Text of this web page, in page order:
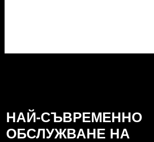
НАЙ-СЪВРЕМЕННО
ОБСЛУЖВАНЕ НА